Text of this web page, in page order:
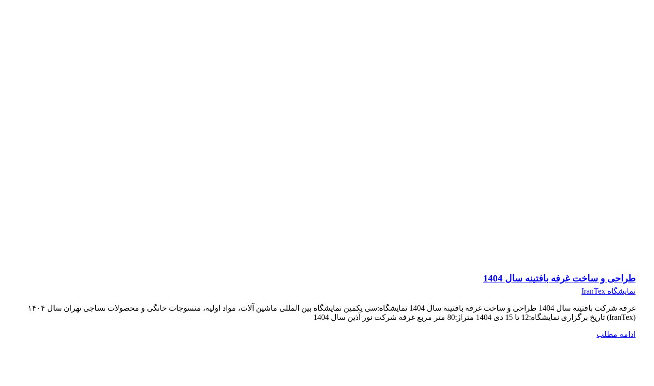
طراحی و ساخت غرفه بافتینه سال 1404
نمایشگاه IranTex
غرفه شرکت بافتینه سال 1404 طراحی و ساخت غرفه بافتینه سال 1404 نمایشگاه:سی یکمین نمایشگاه بین المللی ماشین آلات، مواد اولیه، منسوجات خانگی و محصولات نساجی تهران سال ۱۴۰۴
(IranTex) تاریخ برگزاری نمایشگاه:12 تا 15 دی 1404 متراژ:80 متر مربع غرفه شرکت نور آذین سال 1404
ادامه مطلب